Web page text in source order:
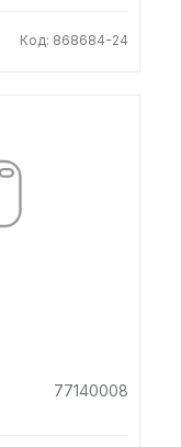
Код: 868684-24
77140008